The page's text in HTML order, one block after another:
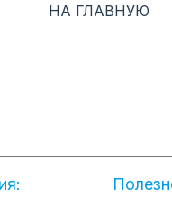
оконные конвекторы
поднимается вверх
НА ГЛАВНУЮ